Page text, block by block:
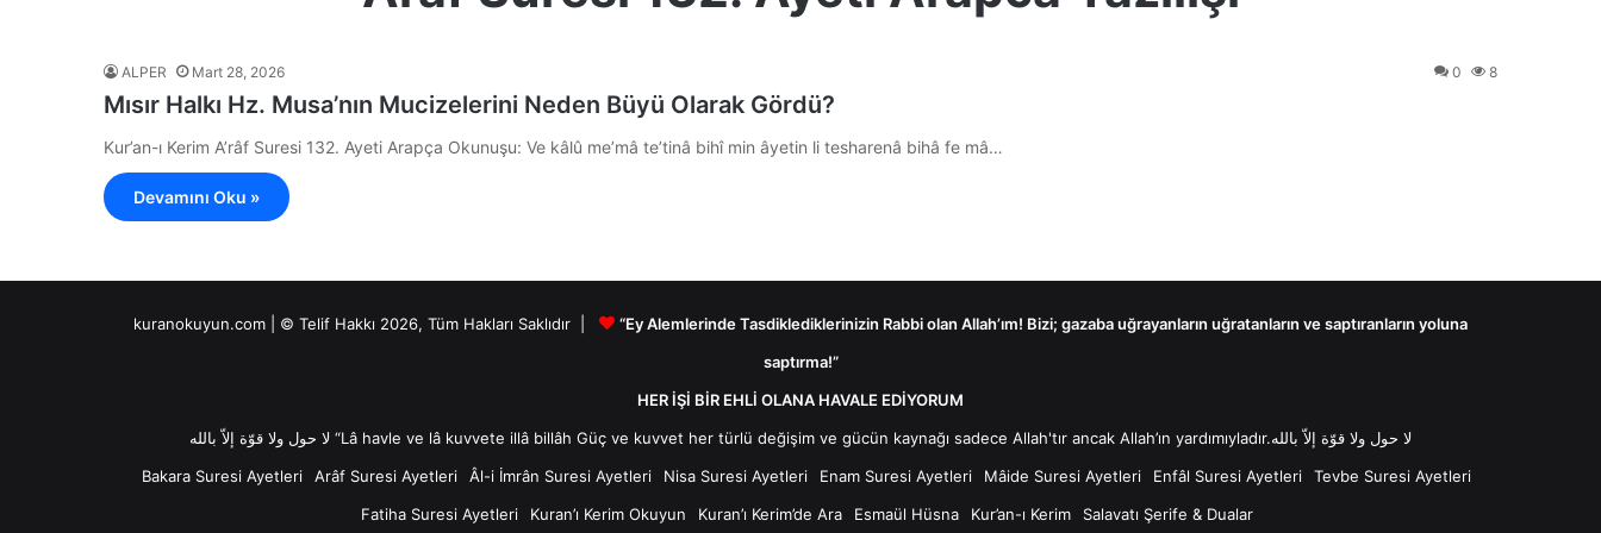
ALPER Mart 28, 2026 0 8
Mısır Halkı Hz. Musa’nın Mucizelerini Neden Büyü Olarak Gördü?
Kur’an-ı Kerim A’râf Suresi 132. Ayeti Arapça Okunuşu: Ve kâlû me’mâ te’tinâ bihî min âyetin li tesharenâ bihâ fe mâ…
Devamını Oku »
kuranokuyun.com | © Telif Hakkı 2026, Tüm Hakları Saklıdır |
“Ey Alemlerinde Tasdiklediklerinizin Rabbi olan Allah’ım! Bizi; gazaba uğrayanların uğratanların ve saptıranların yoluna
saptırma!”
HER İŞİ BİR EHLİ OLANA HAVALE EDİYORUM
لا حول ولا قوّة إلاّ بالله “Lâ havle ve lâ kuvvete illâ billâh Güç ve kuvvet her türlü değişim ve gücün kaynağı sadece Allah'tır ancak Allah’ın yardımıyladır.لا حول ولا قوّة إلاّ بالله
Bakara Suresi Ayetleri
Arâf Suresi Ayetleri Âl-i İmrân Suresi Ayetleri Nisa Suresi Ayetleri Enam Suresi Ayetleri Mâide Suresi Ayetleri Enfâl Suresi Ayetleri
Tevbe Suresi Ayetleri
Fatiha Suresi Ayetleri
Kuran’ı Kerim Okuyun Kuran’ı Kerim’de Ara Esmaül Hüsna Kur’an-ı Kerim Salavatı Şerife & Dualar